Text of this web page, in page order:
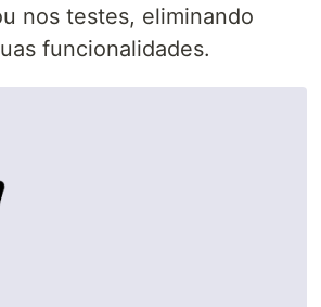
nos testes, eliminando
funcionalidades.